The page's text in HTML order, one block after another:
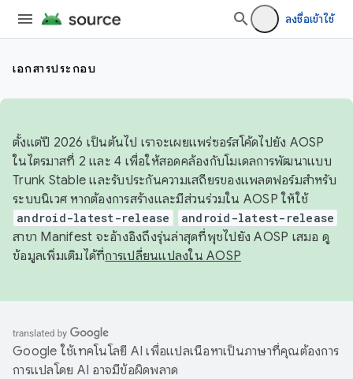
ลงชื่อเข้าใช้
เอกสารประกอบ
ตั้งแต่ปี 2026 เป็นต้นไป เราจะเผยแพร่ซอร์สโค้ดไปยัง AOSP
ในไตรมาสที่ 2 และ 4 เพื่อให้สอดคล้องกับโมเดลการพัฒนาแบบ
Trunk Stable และรับประกันความเสถียรของแพลตฟอร์มสำหรับ
ระบบนิเวศ หากต้องการสร้างและมีส่วนร่วมใน AOSP ให้ใช้
android-latest-release android-latest-release
สาขา Manifest จะอ้างอิงถึงรุ่นล่าสุดที่พุชไปยัง AOSP เสมอ ดู
ข้อมูลเพิ่มเติมได้ที่การเปลี่ยนแปลงใน AOSP
Google ใช้เทคโนโลยี AI เพื่อแปลเนื้อหาเป็นภาษาที่คุณต้องการ
การแปลโดย AI อาจมีข้อผิดพลาด